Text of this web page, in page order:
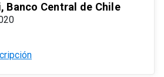
Banco Central de Chile